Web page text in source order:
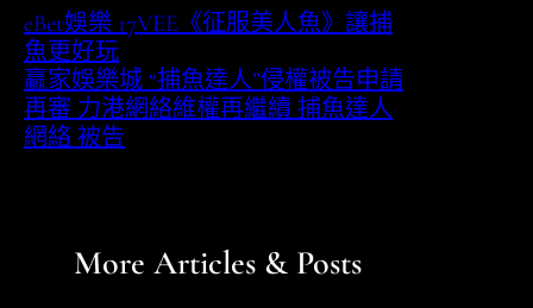
eBet娛樂 17VEE《征服美人魚》讓捕
魚更好玩
贏家娛樂城 “捕魚達人”侵權被告申請
再審 力港網絡維權再繼續 捕魚達人
網絡 被告
More Articles & Posts